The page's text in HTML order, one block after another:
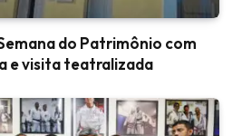
do Patrimônio com
e visita teatralizada